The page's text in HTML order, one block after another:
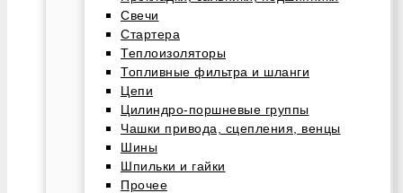
Свечи
Стартера
Теплоизоляторы
Топливные фильтра и шланги
Цепи
Цилиндро-поршневые группы
Чашки привода, сцепления, венцы
Шины
Шпильки и гайки
Прочее